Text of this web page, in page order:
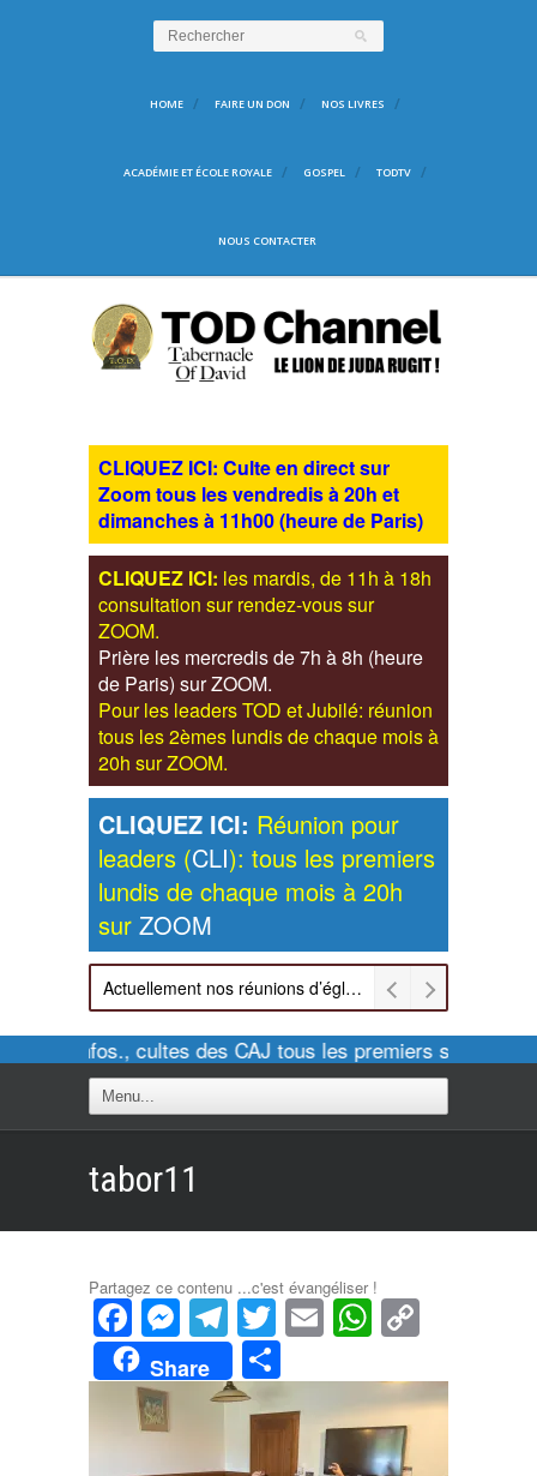
HOME FAIRE UN DON NOS LIVRES
ACADÉMIE ET ÉCOLE ROYALE GOSPEL TODTV
NOUS CONTACTER
CLIQUEZ ICI: Culte en direct sur
Zoom tous les vendredis à 20h et
dimanches à 11h00 (heure de Paris)
CLIQUEZ ICI: les mardis, de 11h à 18h
consultation sur rendez-vous sur
ZOOM.
Prière les mercredis de 7h à 8h (heure
de Paris) sur ZOOM.
Pour les leaders TOD et Jubilé: réunion
tous les 2èmes lundis de chaque mois à
20h sur ZOOM.
CLIQUEZ ICI: Réunion pour
leaders (CLI): tous les premiers
lundis de chaque mois à 20h
sur ZOOM
Actuellement nos réunions d’église sont retransmises sur ZOOM les dimanches à 11h et vendredis à 20h00
Pour infos., cultes des CAJ tous les premiers samedis
tabor11
Partagez ce contenu ...c'est évangéliser !
Facebook
Messenger
Telegram
Twitter
Email
Share